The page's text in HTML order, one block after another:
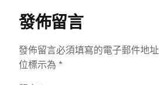
發佈留言
發佈留言必須填寫的電子郵件地
位標示為 *